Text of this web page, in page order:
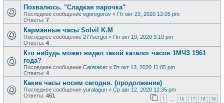
Похвалюсь. "Сладкая парочка"
Последнее сообщение egoregorov « Пт окт 23, 2020 12:05 pm
Ответы: 7
Карманные часы Solvil K.M
Последнее сообщение 277sergei « Пн окт 19, 2020 3:10 pm
Ответы: 4
Кто нибудь может видел такой каталог часов 1МЧЗ 1961
года?
Последнее сообщение Caretaker « Вт окт 13, 2020 11:05 pm
Ответы: 4
Какие часы носим сегодня. (продолжение)
Последнее сообщение yuralagun « Ср авг 12, 2020 12:35 pm
Ответы: 451 1 … 16 17 18 19